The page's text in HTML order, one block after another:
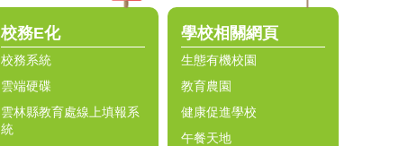
校務E化
校務系統
雲端硬碟
雲林縣教育處線上填報系
統
學校相關網頁
生態有機校園
教育農園
健康促進學校
午餐天地